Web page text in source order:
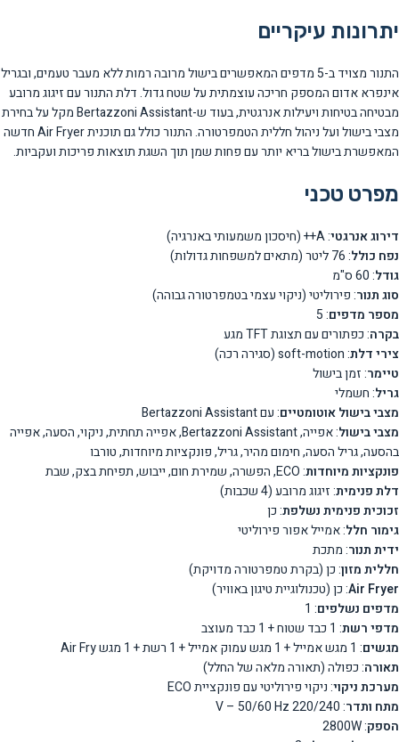
יתרונות עיקריים
התנור מצויד ב-5 מדפים המאפשרים בישול מרובה רמות ללא מעבר טעמים, ובגריל
אינפרא אדום המספק חריכה עוצמתית על שטח גדול. דלת התנור עם זיגוג מרובע
מבטיחה בטיחות ויעילות אנרגטית, בעוד ש-Bertazzoni Assistant מקל על בחירת
מצבי בישול ועל ניהול חללית הטמפרטורה. התנור כולל גם תוכנית Air Fryer חדשה
המאפשרת בישול בריא יותר עם פחות שמן תוך השגת תוצאות פריכות ועקביות.
מפרט טכני
דירוג אנרגטי: A++ (חיסכון משמעותי באנרגיה)
נפח כולל: 76 ליטר (מתאים למשפחות גדולות)
גודל: 60 ס"מ
סוג תנור: פירוליטי (ניקוי עצמי בטמפרטורה גבוהה)
מספר מדפים: 5
בקרה: כפתורים עם תצוגת TFT מגע
צירי דלת: soft-motion (סגירה רכה)
טיימר: זמן בישול
גריל: חשמלי
מצבי בישול אוטומטיים: עם Bertazzoni Assistant
מצבי בישול
: אפייה, Bertazzoni Assistant, אפייה תחתית, ניקוי, הסעה, אפייה
בהסעה, גריל הסעה, חימום מהיר, גריל, פונקציות מיוחדות, טורבו
פונקציות מיוחדות: ECO, הפשרה, שמירת חום, ייבוש, תפיחת בצק, שבת
דלת פנימית: זיגוג מרובע (4 שכבות)
זכוכית פנימית נשלפת: כן
גימור חלל: אמייל אפור פירוליטי
ידית תנור: מתכת
חללית מזון: כן (בקרת טמפרטורה מדויקת)
Air Fryer: כן (טכנולוגיית טיגון באוויר)
מדפים נשלפים: 1
מדפי רשת: 1 כבד שטוח + 1 כבד מעוצב
מגשים: 1 מגש אמייל + 1 מגש עמוק אמייל + 1 רשת + 1 מגש Air Fry
תאורה: כפולה (תאורה מלאה של החלל)
מערכת ניקוי: ניקוי פירוליטי עם פונקציית ECO
מתח ותדר: 220/240 V – 50/60 Hz
הספק: 2800W